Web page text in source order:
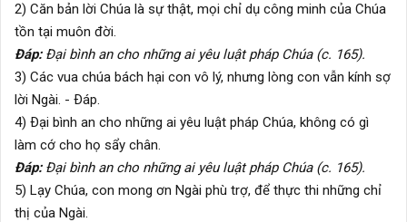
2) Căn bản lời Chúa là sự thật, mọi chỉ dụ công minh của Chúa
tồn tại muôn đời.
Ðáp:Ðại bình an cho những ai yêu luật pháp Chúa (c. 165).
3) Các vua chúa bách hại con vô lý, nhưng lòng con vẫn kính sợ
lời Ngài. - Ðáp.
4) Ðại bình an cho những ai yêu luật pháp Chúa, không có gì
làm cớ cho họ sẩy chân.
Ðáp:Ðại bình an cho những ai yêu luật pháp Chúa (c. 165).
5) Lạy Chúa, con mong ơn Ngài phù trợ, để thực thi những chỉ
thị của Ngài.